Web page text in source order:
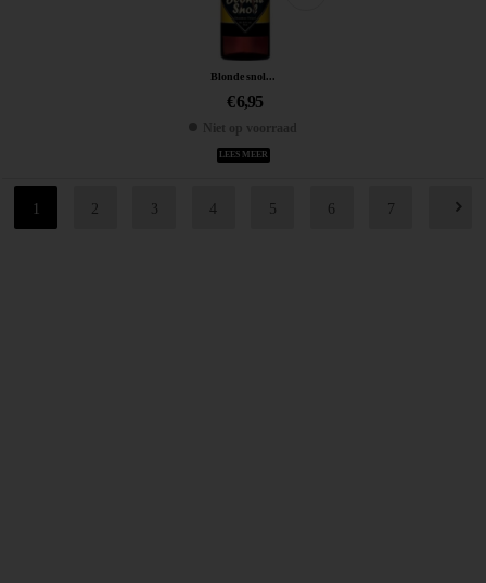
Blonde snol...
€ 6,95
Niet op voorraad
LEES MEER
1 2 3 4 5 6 7